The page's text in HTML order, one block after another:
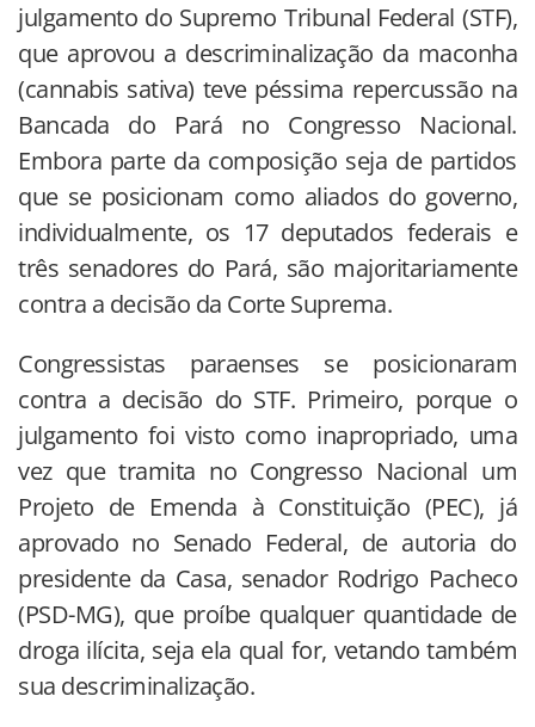
julgamento do Supremo Tribunal Federal (STF),
que aprovou a descriminalização da maconha
(cannabis sativa) teve péssima repercussão na
Bancada do Pará no Congresso Nacional.
Embora parte da composição seja de partidos
que se posicionam como aliados do governo,
individualmente, os 17 deputados federais e
três senadores do Pará, são majoritariamente
contra a decisão da Corte Suprema.
Congressistas paraenses se posicionaram
contra a decisão do STF. Primeiro, porque o
julgamento foi visto como inapropriado, uma
vez que tramita no Congresso Nacional um
Projeto de Emenda à Constituição (PEC), já
aprovado no Senado Federal, de autoria do
presidente da Casa, senador Rodrigo Pacheco
(PSD-MG), que proíbe qualquer quantidade de
droga ilícita, seja ela qual for, vetando também
sua descriminalização.